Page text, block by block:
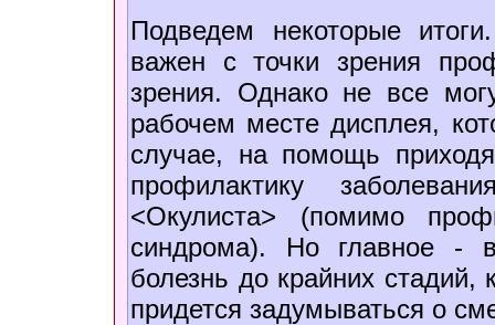
Подведем некоторые
важен с точки зрения
зрения. Однако не все
рабочем месте дисплея,
случае, на помощь
профилактику
<Окулиста> (помимо
синдрома). Но главное -
болезнь до крайних
придется задумываться о